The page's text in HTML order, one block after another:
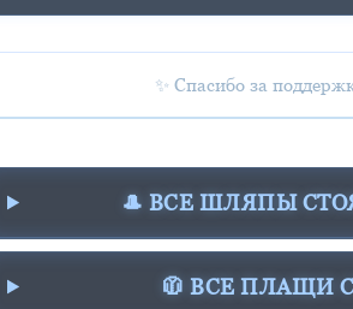
✨ Спасибо за
🎩 ВСЕ ШЛЯПЫ
🧥 ВСЕ ПЛАЩИ